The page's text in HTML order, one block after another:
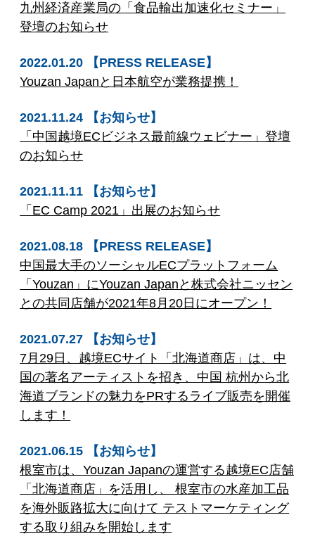
九州経済産業局の「食品輸出加速化セミナー」
登壇のお知らせ
2022.01.20 【PRESS RELEASE】
Youzan Japanと日本航空が業務提携！
2021.11.24 【お知らせ】
「中国越境ECビジネス最前線ウェビナー」登壇
のお知らせ
2021.11.11 【お知らせ】
「EC Camp 2021」出展のお知らせ
2021.08.18 【PRESS RELEASE】
中国最大手のソーシャルECプラットフォーム
「Youzan」にYouzan Japanと株式会社ニッセン
との共同店舗が2021年8月20日にオープン！
2021.07.27 【お知らせ】
7月29日、越境ECサイト「北海道商店」は、中
国の著名アーティストを招き、中国 杭州から北
海道ブランドの魅力をPRするライブ販売を開催
します！
2021.06.15 【お知らせ】
根室市は、Youzan Japanの運営する越境EC店舗
「北海道商店」を活用し、 根室市の水産加工品
を海外販路拡大に向けて テストマーケティング
する取り組みを開始します